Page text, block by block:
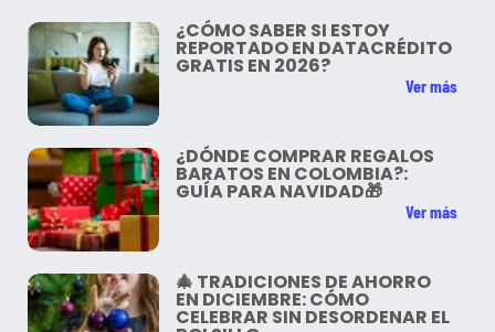
¿CÓMO SABER SI ESTOY
REPORTADO EN DATACRÉDITO
GRATIS EN 2026?
Ver más
¿DÓNDE COMPRAR REGALOS
BARATOS EN COLOMBIA?:
GUÍA PARA NAVIDAD🎁
Ver más
🎄 TRADICIONES DE AHORRO
EN DICIEMBRE: CÓMO
CELEBRAR SIN DESORDENAR EL